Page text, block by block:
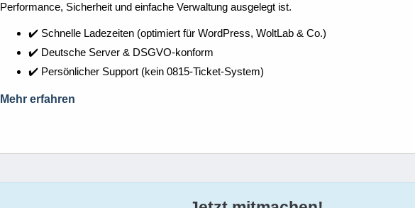
Performance, Sicherheit und einfache Verwaltung ausgelegt ist.
✔️ Schnelle Ladezeiten (optimiert für WordPress, WoltLab & Co.)
✔️ Deutsche Server & DSGVO-konform
✔️ Persönlicher Support (kein 0815-Ticket-System)
Mehr erfahren